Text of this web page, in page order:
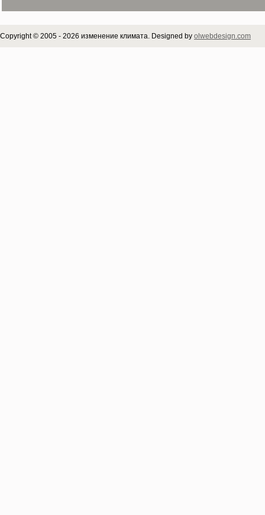
Copyright © 2005 - 2026 изменение климата. Designed by olwebdesign.com